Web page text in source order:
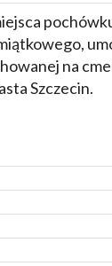
na
Szczecin.